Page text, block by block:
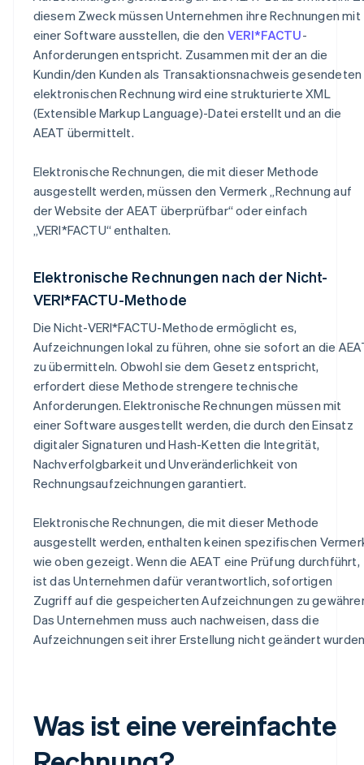
diesem Zweck müssen Unternehmen ihre Rechnungen mit
einer Software ausstellen, die den VERI*FACTU-
Anforderungen entspricht. Zusammen mit der an die
Kundin/den Kunden als Transaktionsnachweis gesendeten
elektronischen Rechnung wird eine strukturierte XML
(Extensible Markup Language)-Datei erstellt und an die
AEAT übermittelt.
Elektronische Rechnungen, die mit dieser Methode
ausgestellt werden, müssen den Vermerk „Rechnung auf
der Website der AEAT überprüfbar“ oder einfach
„VERI*FACTU“ enthalten.
Elektronische Rechnungen nach der Nicht-
VERI*FACTU-Methode
Die Nicht-VERI*FACTU-Methode ermöglicht es,
Aufzeichnungen lokal zu führen, ohne sie sofort an die
zu übermitteln. Obwohl sie dem Gesetz entspricht,
erfordert diese Methode strengere technische
Anforderungen. Elektronische Rechnungen müssen mit
einer Software ausgestellt werden, die durch den Einsatz
digitaler Signaturen und Hash-Ketten die Integrität,
Nachverfolgbarkeit und Unveränderlichkeit von
Rechnungsaufzeichnungen garantiert.
Elektronische Rechnungen, die mit dieser Methode
ausgestellt werden, enthalten keinen spezifischen
wie oben gezeigt. Wenn die AEAT eine Prüfung durchführt,
ist das Unternehmen dafür verantwortlich, sofortigen
Zugriff auf die gespeicherten Aufzeichnungen zu
Das Unternehmen muss auch nachweisen, dass die
Aufzeichnungen seit ihrer Erstellung nicht geändert
Was ist eine vereinfachte